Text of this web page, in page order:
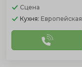
Сцена
Кухня: Европейская